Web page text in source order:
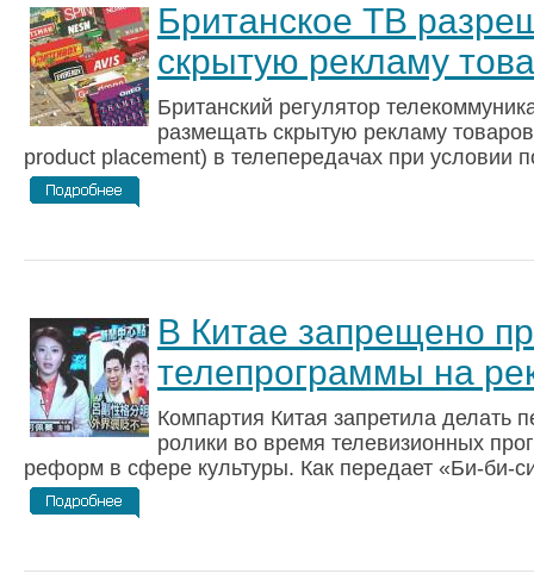
Британское ТВ
скрытую рекламу
Британский регулятор
размещать скрытую рекламу
product placement) в телепередачах при условии
В Китае запрещено
телепрограммы на
Компартия Китая запретила делать
ролики во время телевизионных
реформ в сфере культуры. Как передает «Би-би-